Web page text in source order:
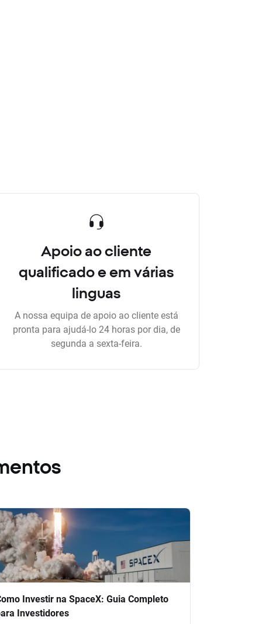
Apoio ao cliente
qualificado e em várias
linguas
A nossa equipa de apoio ao cliente está
pronta para ajudá-lo 24 horas por dia, de
segunda a sexta-feira.
Investir na SpaceX: Guia Completo
Investidores